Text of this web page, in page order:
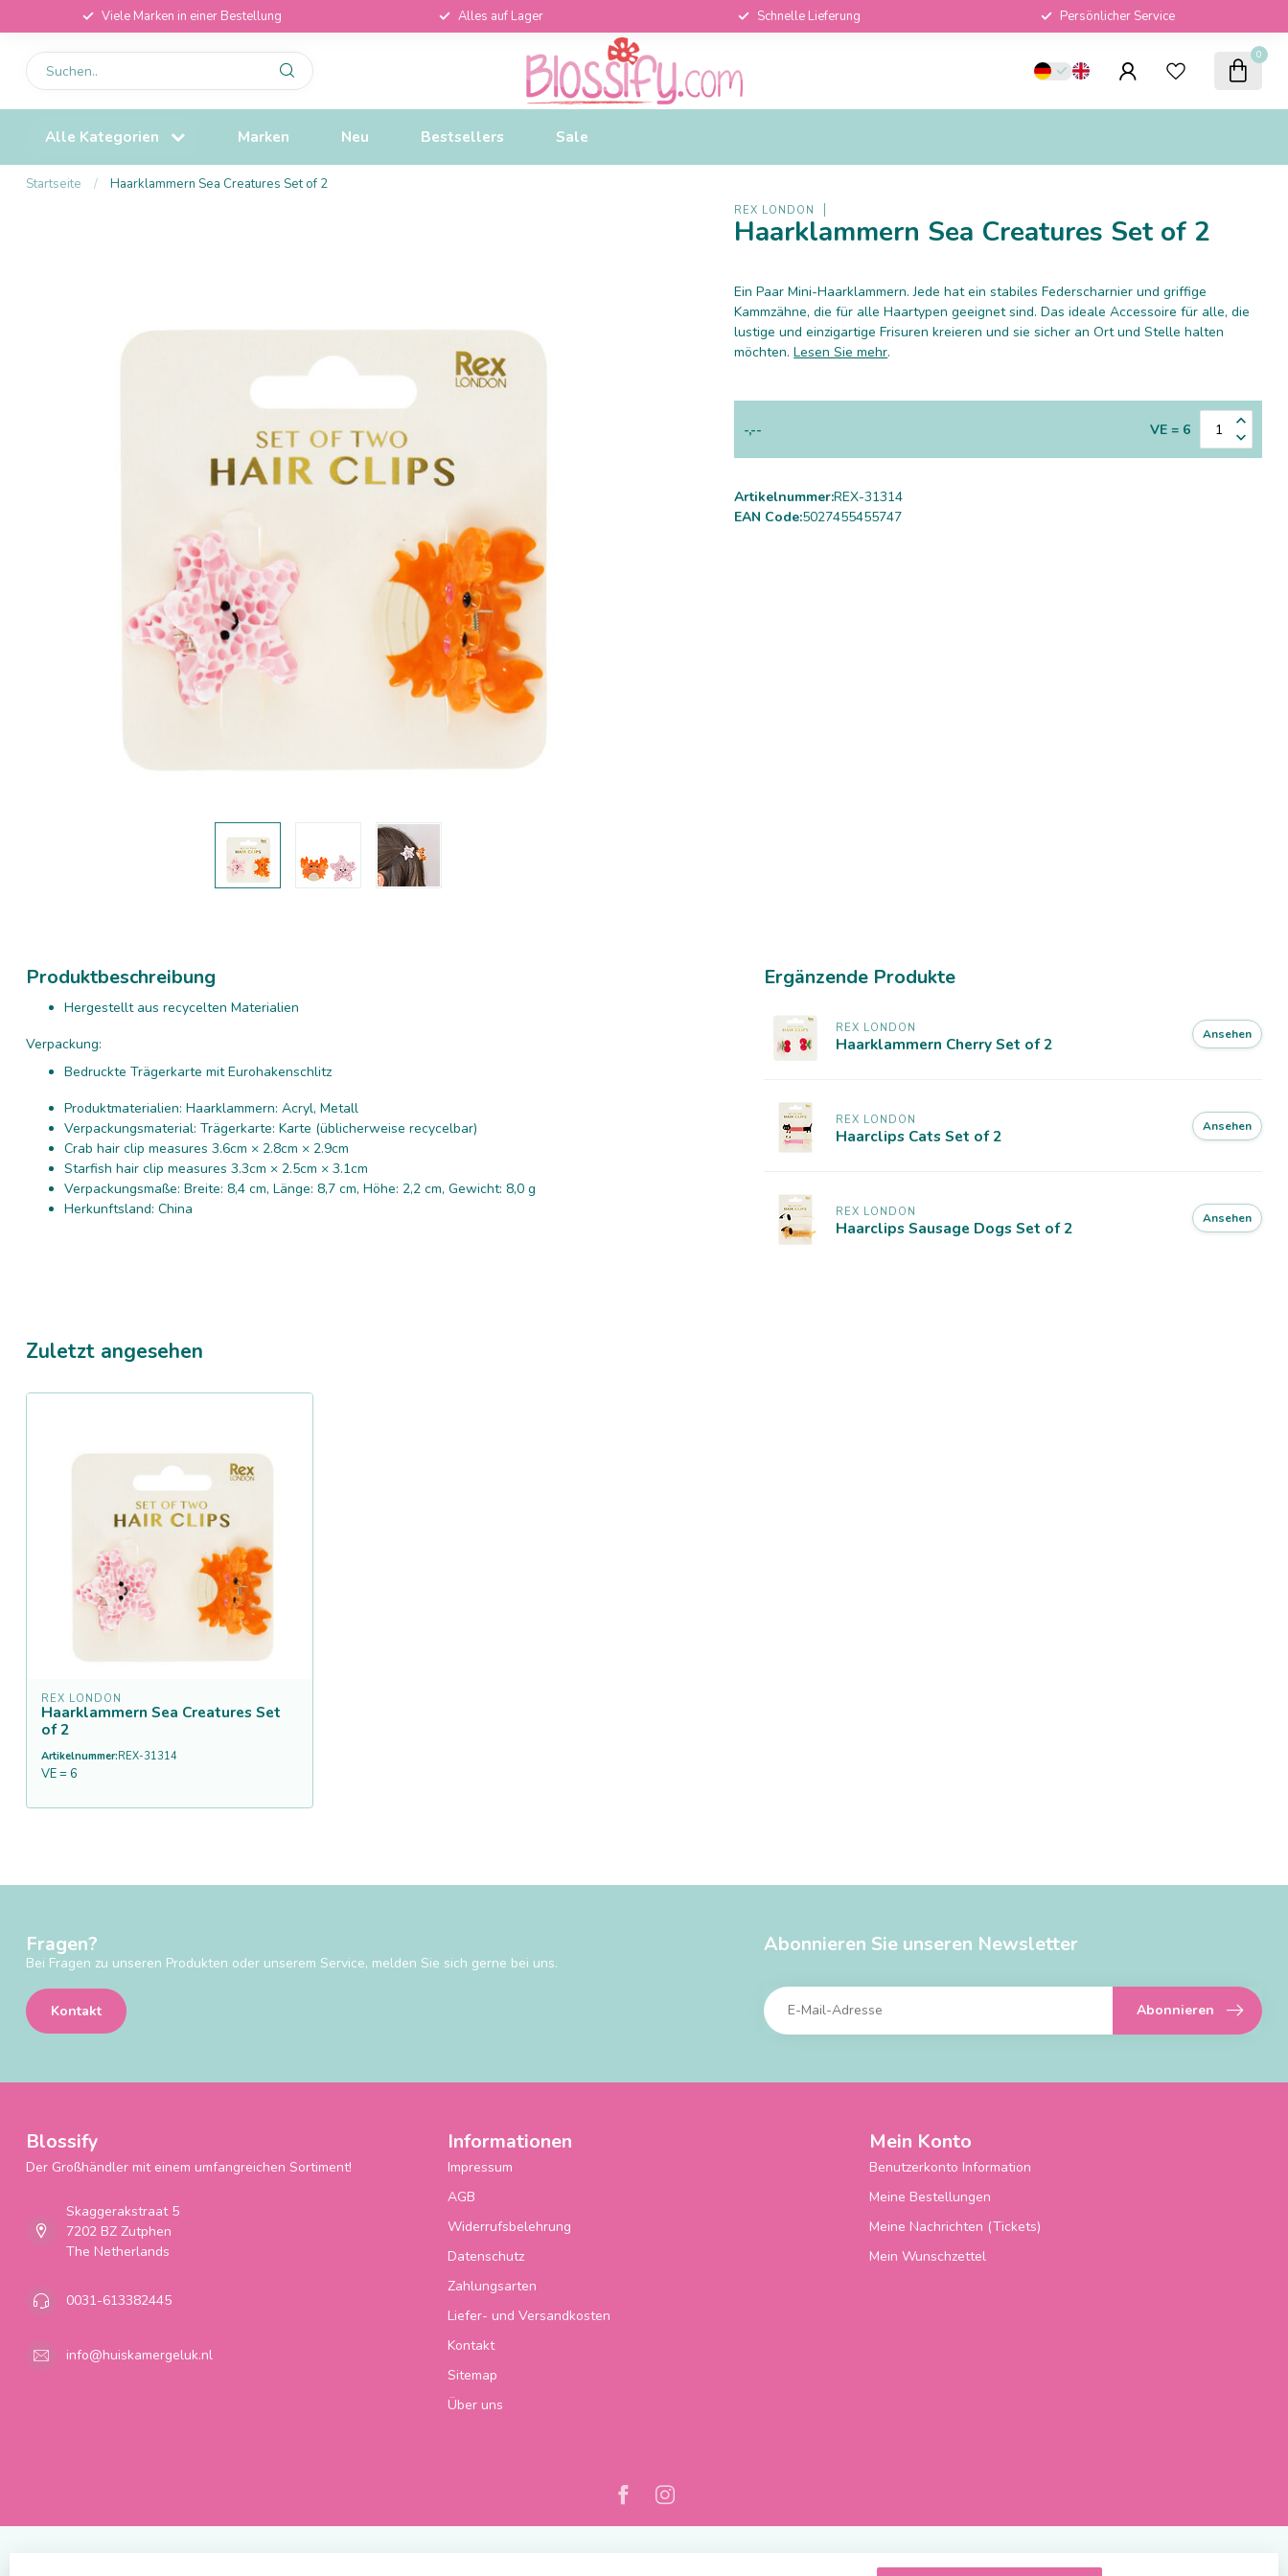
Viele Marken in einer Bestellung Alles auf Lager Schnelle Lieferung Persönlicher Service
0
Alle Kategorien Marken Neu Bestsellers Sale
Startseite / Haarklammern Sea Creatures Set of 2
REX LONDON
Haarklammern Sea Creatures Set of 2
Ein Paar Mini-Haarklammern. Jede hat ein stabiles Federscharnier und griffige
Kammzähne, die für alle Haartypen geeignet sind. Das ideale Accessoire für alle, die
lustige und einzigartige Frisuren kreieren und sie sicher an Ort und Stelle halten
möchten.Lesen Sie mehr.
-,-- VE = 6
Artikelnummer:REX-31314
EAN Code:5027455455747
Produktbeschreibung
Hergestellt aus recycelten Materialien
Verpackung:
Bedruckte Trägerkarte mit Eurohakenschlitz
Produktmaterialien: Haarklammern: Acryl, Metall
Verpackungsmaterial: Trägerkarte: Karte (üblicherweise recycelbar)
Crab hair clip measures 3.6cm × 2.8cm × 2.9cm
Starfish hair clip measures 3.3cm × 2.5cm × 3.1cm
Verpackungsmaße: Breite: 8,4 cm, Länge: 8,7 cm, Höhe: 2,2 cm, Gewicht: 8,0 g
Herkunftsland: China
Ergänzende Produkte
REX LONDON
Haarklammern Cherry Set of 2 Ansehen
REX LONDON
Haarclips Cats Set of 2 Ansehen
REX LONDON
Haarclips Sausage Dogs Set of 2 Ansehen
Zuletzt angesehen
REX LONDON
Haarklammern Sea Creatures Set
of 2
Artikelnummer:REX-31314
VE = 6
Fragen?
Bei Fragen zu unseren Produkten oder unserem Service, melden Sie sich gerne bei uns.
Kontakt
Abonnieren Sie unseren Newsletter
Abonnieren
Blossify
Der Großhändler mit einem umfangreichen Sortiment!
Skaggerakstraat 5
7202 BZ Zutphen
The Netherlands
0031-613382445
info@huiskamergeluk.nl
Informationen
Impressum
AGB
Widerrufsbelehrung
Datenschutz
Zahlungsarten
Liefer- und Versandkosten
Kontakt
Sitemap
Über uns
Mein Konto
Benutzerkonto Information
Meine Bestellungen
Meine Nachrichten (Tickets)
Mein Wunschzettel